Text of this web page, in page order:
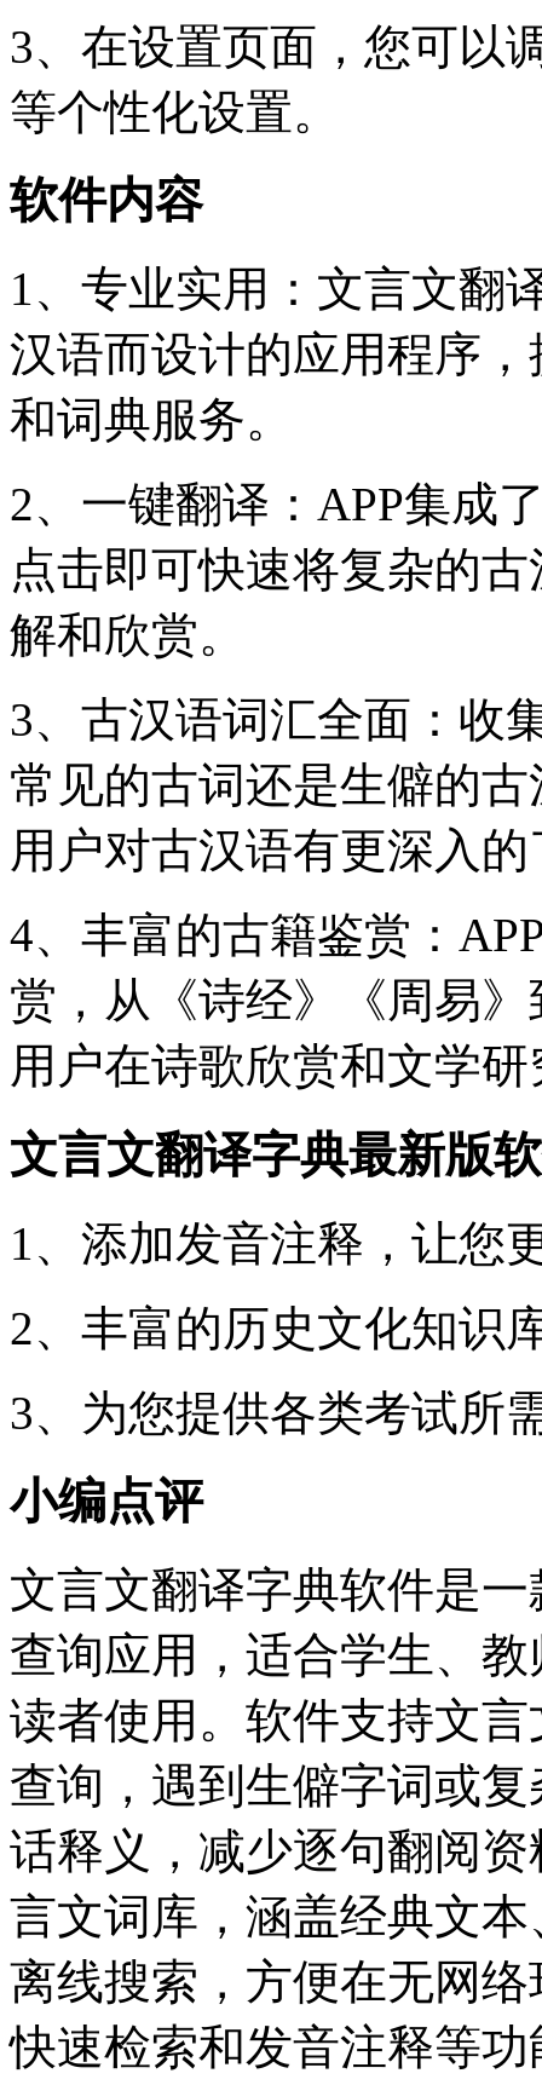
3、在设置页面，您可以
等个性化设置。
软件内容
1、专业实用：文言文翻
汉语而设计的应用程序
和词典服务。
2、一键翻译：APP集成
点击即可快速将复杂的
解和欣赏。
3、古汉语词汇全面：收
常见的古词还是生僻的
用户对古汉语有更深入
4、丰富的古籍鉴赏：
赏，从《诗经》《周易
用户在诗歌欣赏和文学
文言文翻译字典最新版
1、添加发音注释，让您
2、丰富的历史文化知识
3、为您提供各类考试所
小编点评
文言文翻译字典软件是
查询应用，适合学生、
读者使用。软件支持文
查询，遇到生僻字词或
话释义，减少逐句翻阅
言文词库，涵盖经典文
离线搜索，方便在无网
快速检索和发音注释等